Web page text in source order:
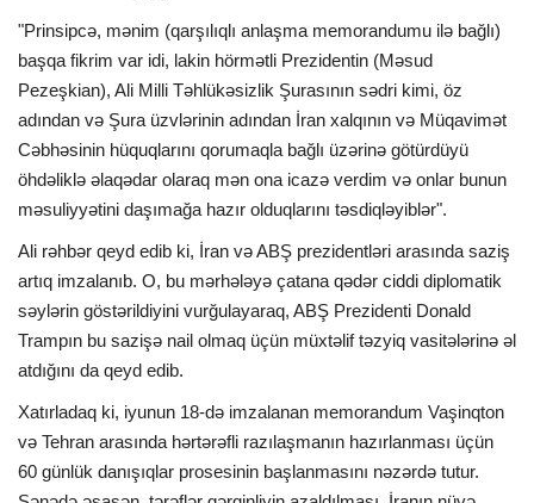
MARAQLI
SAĞLAMLIQ
ŞOU BİZNES
MÜSAHİBƏ
İKT
"Prinsipcə, mənim (qarşılıqlı anlaşma memorandumu ilə bağlı)
başqa fikrim var idi, lakin hörmətli Prezidentin (Məsud
Pezeşkian), Ali Milli Təhlükəsizlik Şurasının sədri kimi, öz
adından və Şura üzvlərinin adından İran xalqının və Müqavimət
Cəbhəsinin hüquqlarını qorumaqla bağlı üzərinə götürdüyü
öhdəliklə əlaqədar olaraq mən ona icazə verdim və onlar bunun
məsuliyyətini daşımağa hazır olduqlarını təsdiqləyiblər".
Ali rəhbər qeyd edib ki, İran və ABŞ prezidentləri arasında saziş
artıq imzalanıb. O, bu mərhələyə çatana qədər ciddi diplomatik
səylərin göstərildiyini vurğulayaraq, ABŞ Prezidenti Donald
Trampın bu sazişə nail olmaq üçün müxtəlif təzyiq vasitələrinə əl
atdığını da qeyd edib.
Xatırladaq ki, iyunun 18-də imzalanan memorandum Vaşinqton
və Tehran arasında hərtərəfli razılaşmanın hazırlanması üçün
60 günlük danışıqlar prosesinin başlanmasını nəzərdə tutur.